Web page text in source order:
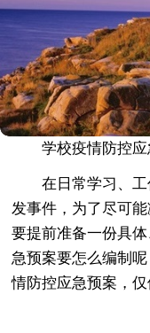
学校疫情防控
在日常学习、
发事件，为了尽可
要提前准备一份具
急预案要怎么编制
情防控应急预案，